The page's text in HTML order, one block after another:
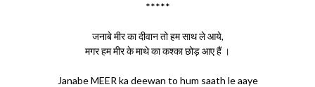
*****
जनाबे मीर का दीवान तो हम साथ ले आये,
मगर हम मीर के माथे का कश्का छोड़ आए हैं ।
Janabe MEER ka deewan to hum saath le aaye